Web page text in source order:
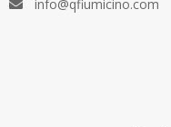
info@qfiumicino.com